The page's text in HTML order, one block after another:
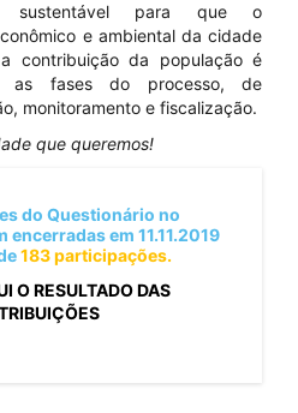
sustentável para que o
e ambiental da cidade
contribuição da população é
as fases do processo, de
monitoramento e fiscalização.
que queremos!
do Questionário no
em 11.11.2019
183participações.
O RESULTADO DAS